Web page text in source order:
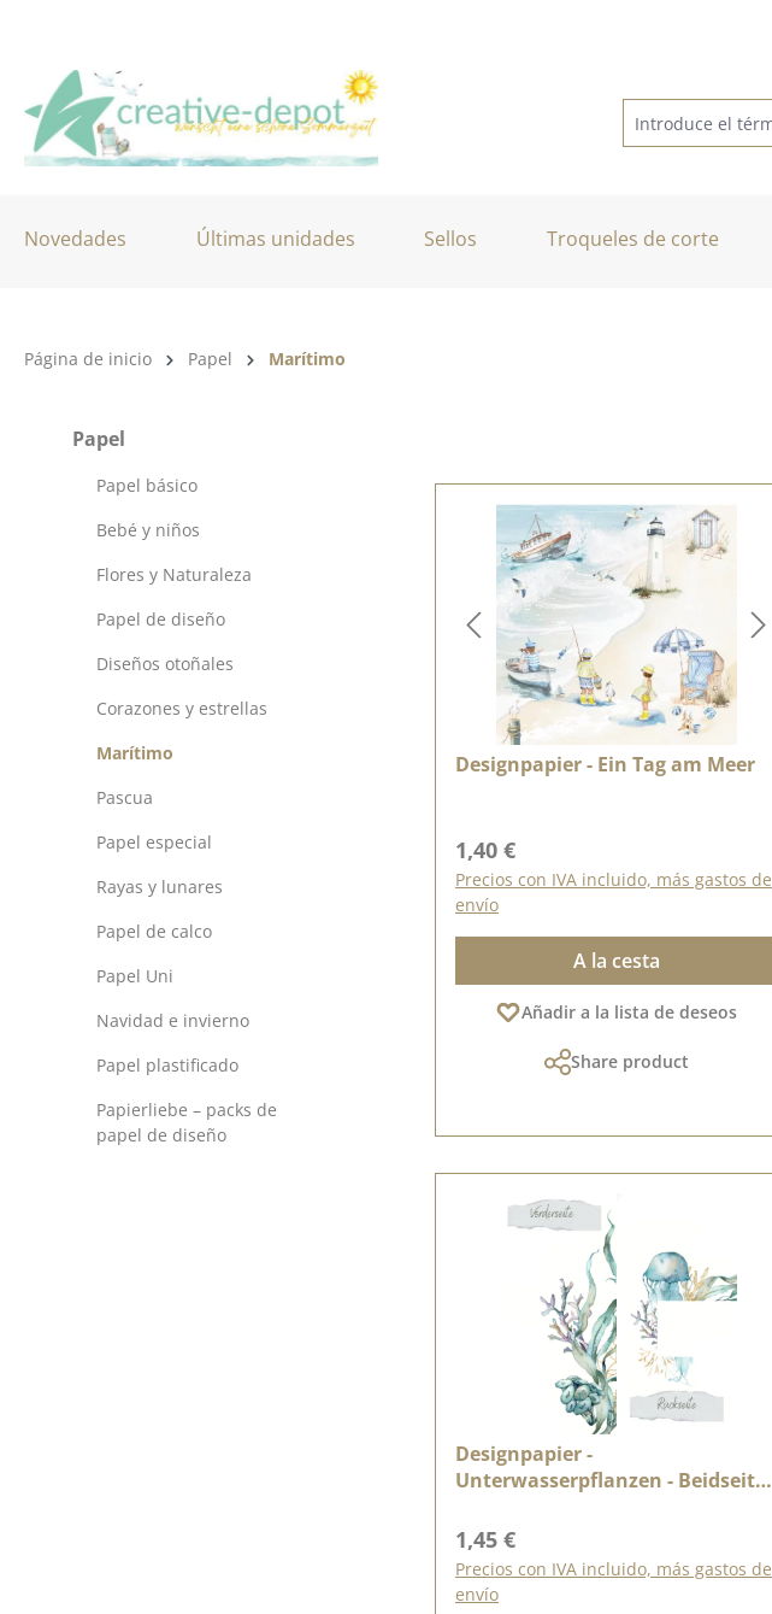
Novedades Últimas unidades Sellos Troqueles de corte
Categoría de productos:
Página de inicio Papel Marítimo
Papel
Papel básico
Bebé y niños
Flores y Naturaleza
Papel de diseño
Diseños otoñales
Corazones y estrellas
Marítimo
Pascua
Papel especial
Rayas y lunares
Papel de calco
Papel Uni
Navidad e invierno
Papel plastificado
Papierliebe – packs de
papel de diseño
Designpapier - Ein Tag am Meer
Precio normal:
1,40 €
Precios con IVA incluido, más gastos de
envío
A la cesta
Añadir a la lista de deseos
Share product
Designpapier -
Unterwasserpflanzen - Beidseitig
Precio normal:
1,45 €
Precios con IVA incluido, más gastos de
envío